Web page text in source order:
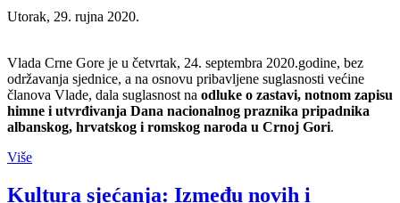
Utorak, 29. rujna 2020.
Vlada Crne Gore je u četvrtak, 24. septembra 2020.godine, bez
održavanja sjednice, a na osnovu pribavljene suglasnosti većine
članova Vlade, dala suglasnost na odluke o zastavi, notnom zapisu
himne i utvrđivanja Dana nacionalnog praznika pripadnika
albanskog, hrvatskog i romskog naroda u Crnoj Gori.
Više
Kultura sjećanja: Između novih i